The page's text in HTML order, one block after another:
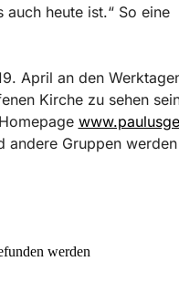
heute ist.“ So eine
April an den
Kirche zu sehen
andere Gruppen